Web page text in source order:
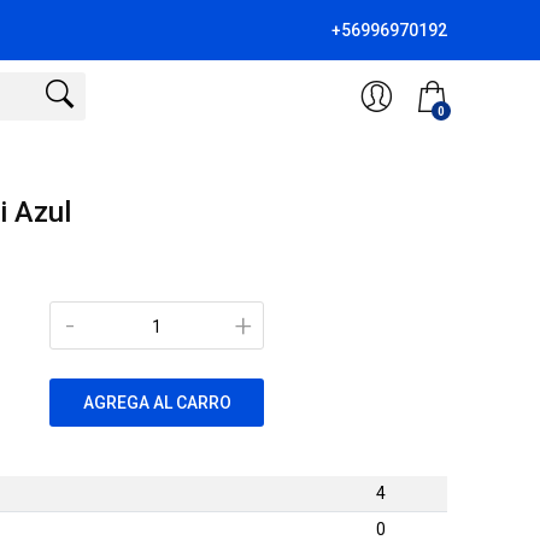
+56996970192
0
Azul
+
-
AGREGA AL CARRO
4
0